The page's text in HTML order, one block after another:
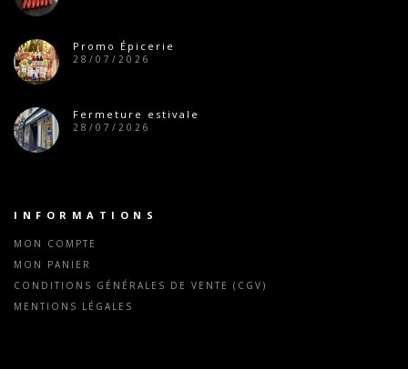
Promo Épicerie
28/07/2026
Fermeture estivale
28/07/2026
INFORMATIONS
MON COMPTE
MON PANIER
CONDITIONS GÉNÉRALES DE VENTE (CGV)
MENTIONS LÉGALES